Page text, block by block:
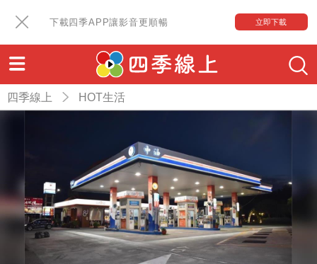
下載四季APP讓影音更順暢 立即下載
四季線上 HOT生活